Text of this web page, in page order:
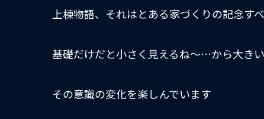
上棟物語、それはとある家づくりの記念す
基礎だけだと小さく見えるね〜…から大き
その意識の変化を楽しんでいます